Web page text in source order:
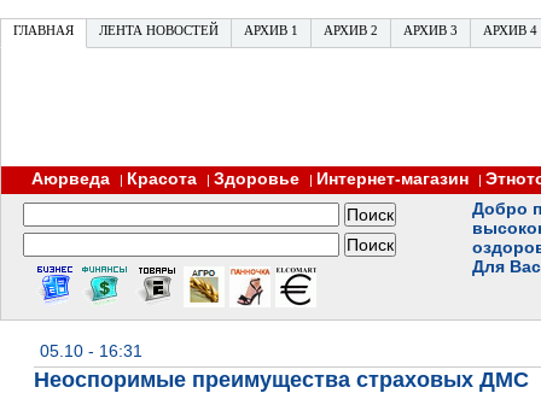
ГЛАВНАЯ ЛЕНТА НОВОСТЕЙ АРХИВ 1 АРХИВ 2 АРХИВ 3 АРХИВ 4
Аюрведа | Красота | Здоровье | Интернет-магазин |
Добро
Для
05.10 - 16:31
Неоспоримые преимущества страховых ДМС